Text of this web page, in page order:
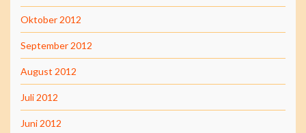
Oktober 2012
September 2012
August 2012
Juli 2012
Juni 2012